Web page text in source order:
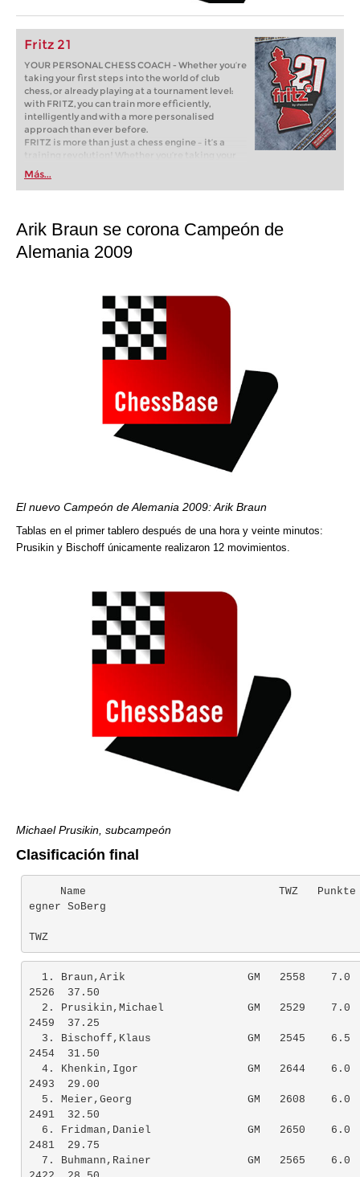
Fritz 21
YOUR PERSONAL CHESS COACH - Whether you’re
taking your first steps into the world of club
chess, or already playing at a tournament level:
with FRITZ, you can train more efficiently,
intelligently and with a more personalised
approach than ever before.
FRITZ is more than just a chess engine – it’s a
training revolution! Whether you’re taking your
first steps into the world of club chess, or already
playing at a tournament level: with FRITZ, you can
train more efficiently, intelligently and with a
Más...
Arik Braun se corona Campeón de
Alemania 2009
El nuevo Campeón de Alemania 2009: Arik Braun
Tablas en el primer tablero después de una hora y veinte minutos:
Prusikin y Bischoff únicamente realizaron 12 movimientos.
Michael Prusikin, subcampeón
Clasificación final
Name                              TWZ   Punkte
egner SoBerg
TWZ
1. Braun,Arik                   GM   2558
2526  37.50
2. Prusikin,Michael             GM   2529
2459  37.25
3. Bischoff,Klaus               GM   2545
2454  31.50
4. Khenkin,Igor                 GM   2644
2493  29.00
5. Meier,Georg                  GM   2608
2491  32.50
6. Fridman,Daniel               GM   2650
2481  29.75
7. Buhmann,Rainer               GM   2565